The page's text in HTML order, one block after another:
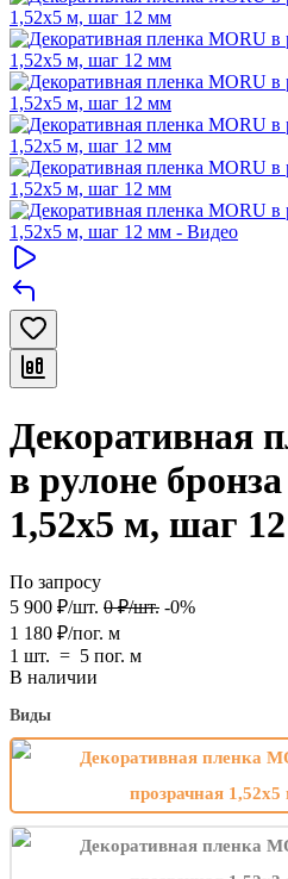
Декоративная
в рулоне
1,52х5 м, шаг
По запросу
5 900 ₽/шт. 0 ₽/шт. -0%
1 180 ₽/пог. м
1 шт. = 5 пог. м
В наличии
Виды